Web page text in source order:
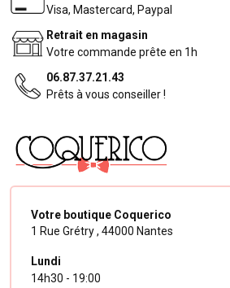
Visa, Mastercard, Paypal
Retrait en magasin
Votre commande prête en 1h
06.87.37.21.43
Prêts à vous conseiller !
Votre boutique Coquerico
1 Rue Grétry , 44000 Nantes
Lundi
14h30 - 19:00